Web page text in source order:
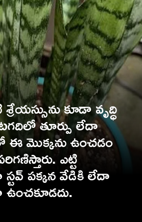
కూడా వృద్ధి
తూర్పు లేదా
ఈ మొక్కను ఉంచడం
ఎట్టి
స్టవ్ పక్కన వేడికి లేదా